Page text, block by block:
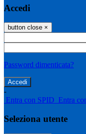
Accedi
button close ×
Password dimenticata?
-
Entra con SPID Entra
Seleziona utente